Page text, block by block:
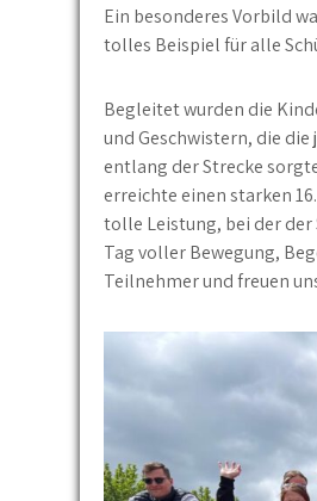
Ein besonderes Vorbild
tolles Beispiel für alle
Begleitet wurden die
und Geschwistern, die
entlang der Strecke
erreichte einen starken
tolle Leistung, bei der der
Tag voller Bewegung,
Teilnehmer und freuen